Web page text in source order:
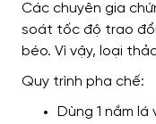
Các chuyên gia
soát tốc độ trao
béo. Vì vậy, loại
Quy trình pha chế:
Dùng 1 nắm